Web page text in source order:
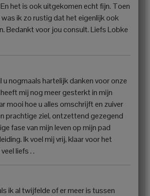
het is ook uitgekomen echt fijn. Toen
ik zo rustig dat het eigenlijk ook
Bedankt voor jou consult. Liefs Lobke
u nogmaals hartelijk danken voor onze
mij nog meer gesterkt in mijn
mooi hoe u alles omschrijft en zuiver
prachtige ziel, ontzettend gezegend
fase van mijn leven op mijn pad
Ik voel mij vrij, klaar voor het
liefs . .
ik al twijfelde of er meer is tussen